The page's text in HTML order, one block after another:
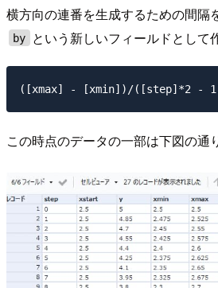
横方向の連番を生成するための間隔
by という新しいフィールドとして
この時点のデータの一部は下図の通